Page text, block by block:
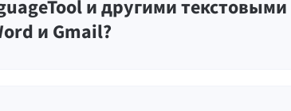
и другими текстовыми
и Gmail?